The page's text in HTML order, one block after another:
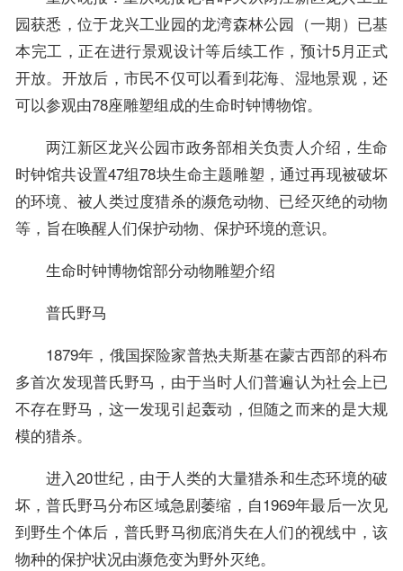
园获悉，位于龙兴工业园的龙湾森林公园（一期）已基
本完工，正在进行景观设计等后续工作，预计5月正式
开放。开放后，市民不仅可以看到花海、湿地景观，还
可以参观由78座雕塑组成的生命时钟博物馆。
两江新区龙兴公园市政务部相关负责人介绍，生命
时钟馆共设置47组78块生命主题雕塑，通过再现被破坏
的环境、被人类过度猎杀的濒危动物、已经灭绝的动物
等，旨在唤醒人们保护动物、保护环境的意识。
生命时钟博物馆部分动物雕塑介绍
普氏野马
1879年，俄国探险家普热夫斯基在蒙古西部的科布
多首次发现普氏野马，由于当时人们普遍认为社会上已
不存在野马，这一发现引起轰动，但随之而来的是大规
模的猎杀。
进入20世纪，由于人类的大量猎杀和生态环境的破
坏，普氏野马分布区域急剧萎缩，自1969年最后一次见
到野生个体后，普氏野马彻底消失在人们的视线中，该
物种的保护状况由濒危变为野外灭绝。